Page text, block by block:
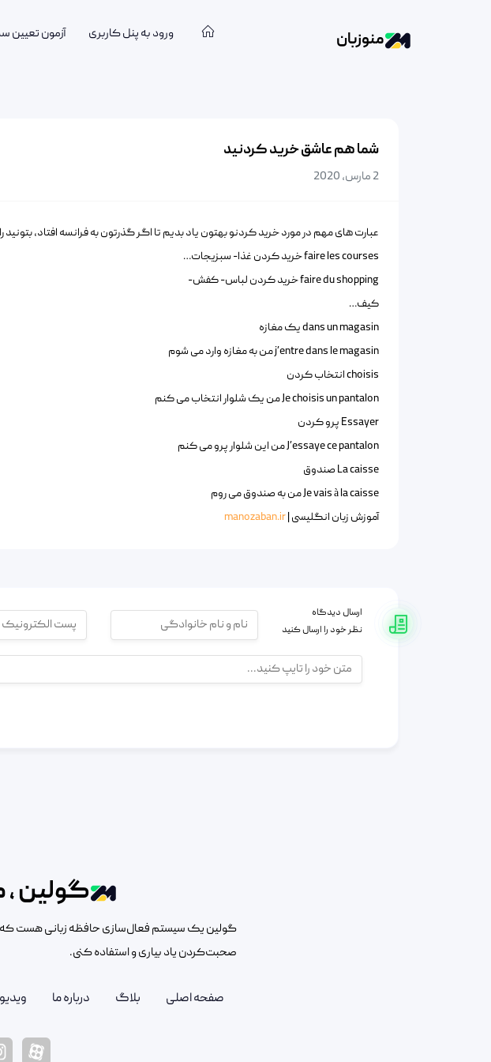
منوزبان ورود به پنل کاربری آزمون تعیین
شما هم عاشق خرید کردنید
2 مارس, 2020
عبارت های مهم در مورد خرید کردنو بهتون یاد بدیم تا اگر گذرتون به فرانسه افتاد،
faire les courses خرید کردن غذا- سبزیجات…
faire du shopping خرید کردن لباس- کفش-
کیف…
dans un magasin یک مغازه
j’entre dans le magasin من به مغازه وارد می شوم
choisis انتخاب کردن
Je choisis un pantalon من یک شلوار انتخاب می کنم
Essayer پرو کردن
J’essaye ce pantalon من این شلوار پرو می کنم
La caisse صندوق
Je vais à la caisse من به صندوق می روم
آموزش زبان انگلیسی | manozaban.ir
ارسال دیدگاه
نظر خود را ارسال کنید
گولین ،
گولین یک سیستم فعال‌سازی حافظه زبانی هست
صحبت‌کردن یاد بیاری و استفاده کنی.
صفحه اصلی بلاگ درباره ما